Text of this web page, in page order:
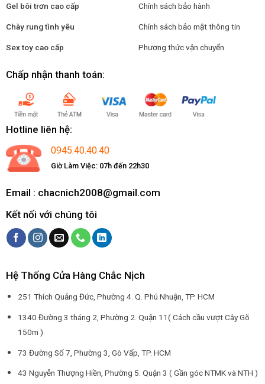
Gel bôi trơn cao cấp
Chày rung tình yêu
Sex toy cao cấp
Chính sách bảo hành
Chính sách bảo mật thông tin
Phương thức vận chuyển
Chấp nhận thanh toán:
Hotline liên hệ:
0945.40.40.40
Giờ Làm Việc: 07h đến 22h30
Email : chacnich2008@gmail.com
Kết nối với chúng tôi
Hệ Thống Cửa Hàng Chắc Nịch
251 Thích Quảng Đức, Phường 4. Q. Phú Nhuận, TP. HCM
1340 Đường 3 tháng 2, Phường 2. Quận 11( Cách cầu vượt Cây Gõ
150m )
73 Đường Số 7, Phường 3, Gò Vấp, TP. HCM
43 Nguyễn Thượng Hiền, Phường 5. Quận 3 ( Gần góc NTMK và NTH )